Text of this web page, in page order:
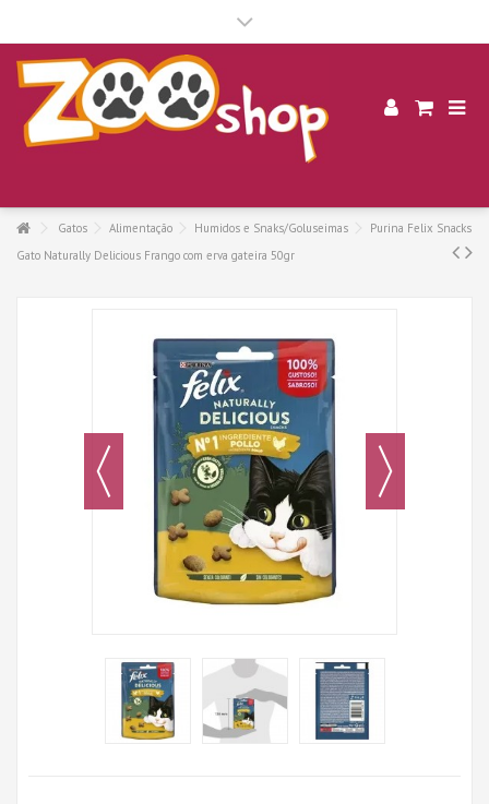
Gatos Alimentação Humidos e Snaks/Goluseimas
Purina Felix Snacks
Gato Naturally Delicious Frango com erva gateira 50gr